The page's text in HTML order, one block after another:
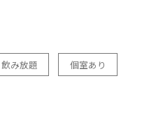
飲み放題 個室あり